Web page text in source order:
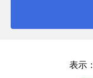
表示：